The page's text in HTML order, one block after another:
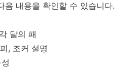
음 내용을 확인할 수 있습니다.
달의 패
, 조커 설명